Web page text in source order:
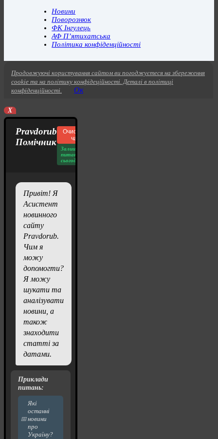
Новини
Поворознюк
ФК Інгулець
АФ П’ятихатська
Політика конфіденційності
Продовжуючі користування сайтом ви погоджуєтеся на збереження
cookie та на політику конфідеційності. Деталі в політиці
конфіденційності.
Ок
X
Pravdorub
Помічник
Очистити
чат
Залишилось
питань
сьогодні: 20
Привіт! Я
Асистент
новинного
сайту
Pravdorub.
Чим я
можу
допомогти?
Я можу
шукати та
аналізувати
новини, а
також
знаходити
статті за
датами.
Приклади
питань:
Які
останні
новини
про
Україну?